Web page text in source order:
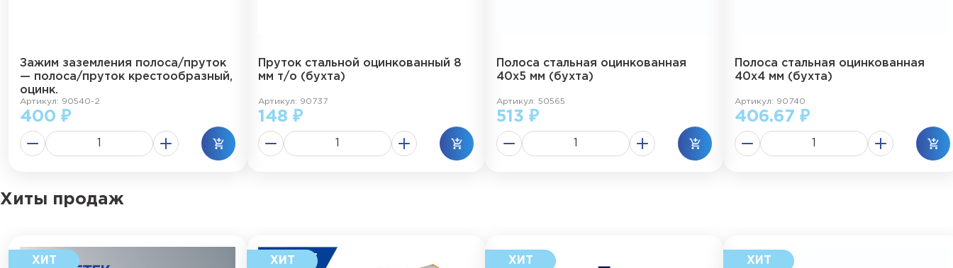
Зажим заземления полоса/пруток
— полоса/пруток крестообразный,
оцинк.
Артикул: 90540-2
400 ₽
Пруток стальной оцинкованный 8
мм т/о (бухта)
Артикул: 90737
148 ₽
Полоса стальная оцинкованная
40х5 мм (бухта)
Артикул: 50565
513 ₽
Полоса стальная оцинкованная
40х4 мм (бухта)
Артикул: 90740
406.67 ₽
Хиты продаж